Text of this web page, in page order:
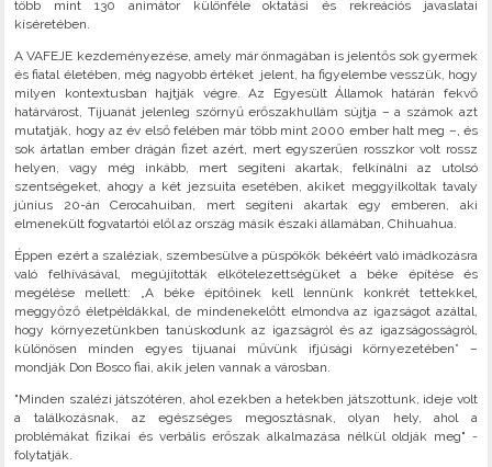
több mint 130 animátor különféle oktatási és rekreációs javaslatai
kíséretében.
A VAFEJE kezdeményezése, amely már önmagában is jelentős sok gyermek
és fiatal életében, még nagyobb értéket jelent, ha figyelembe vesszük, hogy
milyen kontextusban hajtják végre. Az Egyesült Államok határán fekvő
határvárost, Tijuanát jelenleg szörnyű erőszakhullám sújtja – a számok azt
mutatják, hogy az év első felében már több mint 2000 ember halt meg –, és
sok ártatlan ember drágán fizet azért, mert egyszerűen rosszkor volt rossz
helyen, vagy még inkább, mert segíteni akartak, felkínálni az utolsó
szentségeket, ahogy a két jezsuita esetében, akiket meggyilkoltak tavaly
június 20-án Cerocahuiban, mert segíteni akartak egy emberen, aki
elmenekült fogvatartói elől az ország másik északi államában, Chihuahua.
Éppen ezért a szaléziak, szembesülve a püspökök békéért való imádkozásra
való felhívásával, megújították elkötelezettségüket a béke építése és
megélése mellett: „A béke építőinek kell lennünk konkrét tettekkel,
meggyőző életpéldákkal, de mindenekelőtt elmondva az igazságot azáltal,
hogy környezetünkben tanúskodunk az igazságról és az igazságosságról,
különösen minden egyes tijuanai művünk ifjúsági környezetében” –
mondják Don Bosco fiai, akik jelen vannak a városban.
"Minden szalézi játszótéren, ahol ezekben a hetekben játszottunk, ideje volt
a találkozásnak, az egészséges megosztásnak, olyan hely, ahol a
problémákat fizikai és verbális erőszak alkalmazása nélkül oldják meg" -
folytatják.